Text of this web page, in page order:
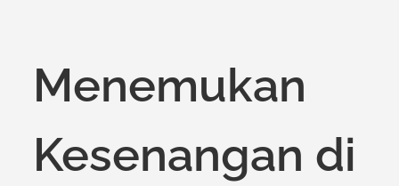
Menemukan
Kesenangan di